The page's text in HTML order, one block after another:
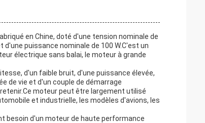
en Chine, doté d'une tension nominale de
puissance nominale de 100 W.C'est un
électrique sans balai, le moteur à grande
d'un faible bruit, d'une puissance élevée,
de vie et d'un couple de démarrage
moteur peut être largement utilisé
et industrielle, les modèles d'avions, les
besoin d'un moteur de haute performance